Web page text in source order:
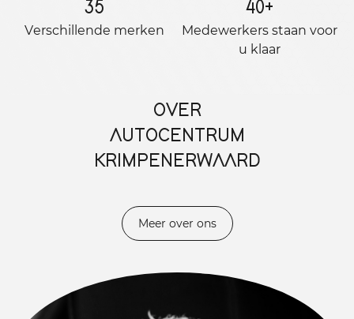
35
Verschillende merken
40+
Medewerkers staan ​​voor
u klaar
OVER
AUTOCENTRUM
KRIMPENERWAARD
Meer over ons